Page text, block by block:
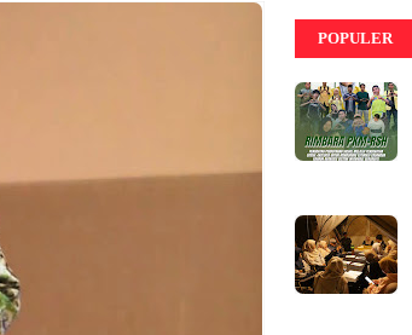
POPULER